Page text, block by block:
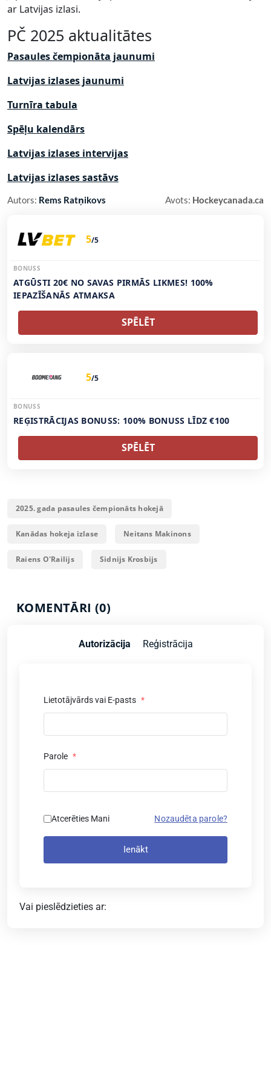
ar Latvijas izlasi.
PČ 2025 aktualitātes
Pasaules čempionāta jaunumi
Latvijas izlases jaunumi
Turnīra tabula
Spēļu kalendārs
Latvijas izlases intervijas
Latvijas izlases sastāvs
Autors: Rems Ratņikovs Avots: Hockeycanada.ca
5/5
BONUSS
ATGŪSTI 20€ NO SAVAS PIRMĀS LIKMES! 100%
IEPAZĪŠANĀS ATMAKSA
SPĒLĒT
5/5
BONUSS
REĢISTRĀCIJAS BONUSS: 100% BONUSS LĪDZ €100
SPĒLĒT
2025. gada pasaules čempionāts hokejā
Kanādas hokeja izlase Neitans Makinons
Raiens O'Railijs Sidnijs Krosbijs
KOMENTĀRI (0)
Autorizācija Reģistrācija
Lietotājvārds vai E-pasts *
Parole *
Atcerēties Mani Nozaudēta parole?
Ienākt
Vai pieslēdzieties ar: